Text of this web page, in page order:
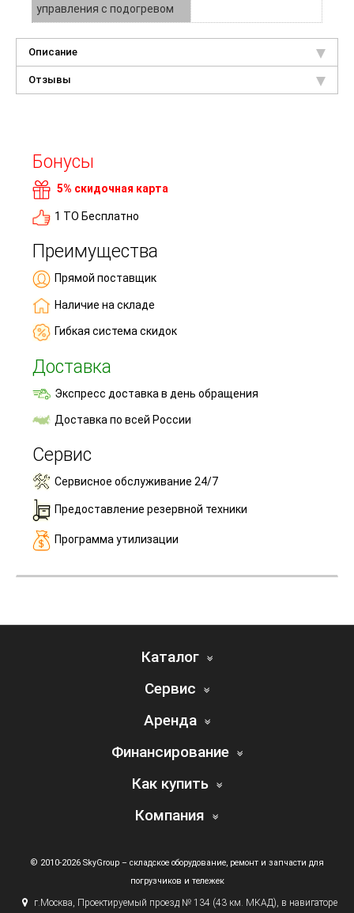
управления с подогревом
Описание
Отзывы
Бонусы
5% скидочная карта
1 ТО Бесплатно
Преимущества
Прямой поставщик
Наличие на складе
Гибкая система скидок
Доставка
Экспресс доставка в день обращения
Доставка по всей России
Сервис
Сервисное обслуживание 24/7
Предоставление резервной техники
Программа утилизации
Каталог
Сервис
Аренда
Финансирование
Как купить
Компания
© 2010-2026 SkyGroup – складское оборудование, ремонт и запчасти для
погрузчиков и тележек
г.Москва, Проектируемый проезд № 134 (43км. МКАД), в навигаторе